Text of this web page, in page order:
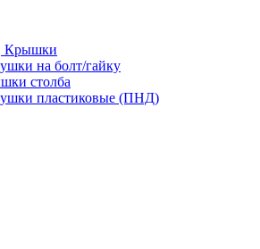
Крышки
на болт/гайку
столба
пластиковые (ПНД)